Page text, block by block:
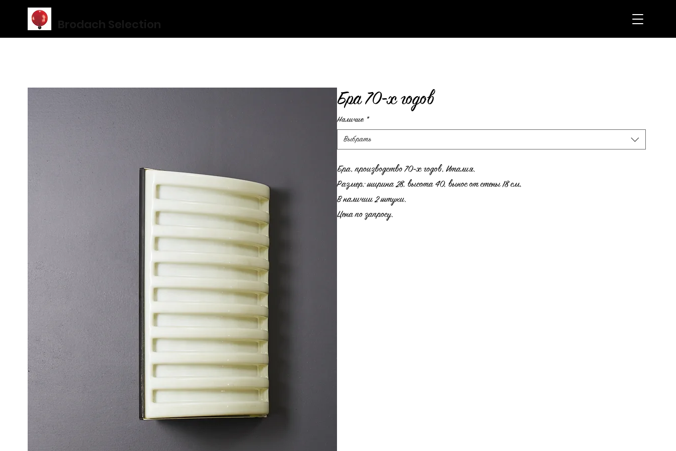
Brodach Selection
Бра 70-х годов
Наличие *
Выбрать
Бра, производство 70-х годов, Италия.
Размер: ширина 28, высота 40, вынос от стены 18 см.
В наличии 2 штуки.
Цена по запросу.